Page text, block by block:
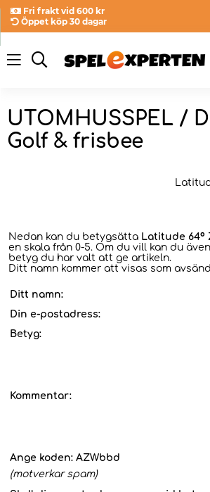
Fri frakt vid 600 kr
Öppet köp 30 dagar
UTOMHUSSPEL /
Golf & frisbee
Nedan kan du betygsätta Latitude 64°
en skala från 0-5. Om du vill kan du
betyg du har valt att ge artikeln.
Ditt namn kommer att visas som
Ditt namn:
Din e-postadress:
Betyg:
Kommentar:
Ange koden: AZWbbd
(motverkar spam)